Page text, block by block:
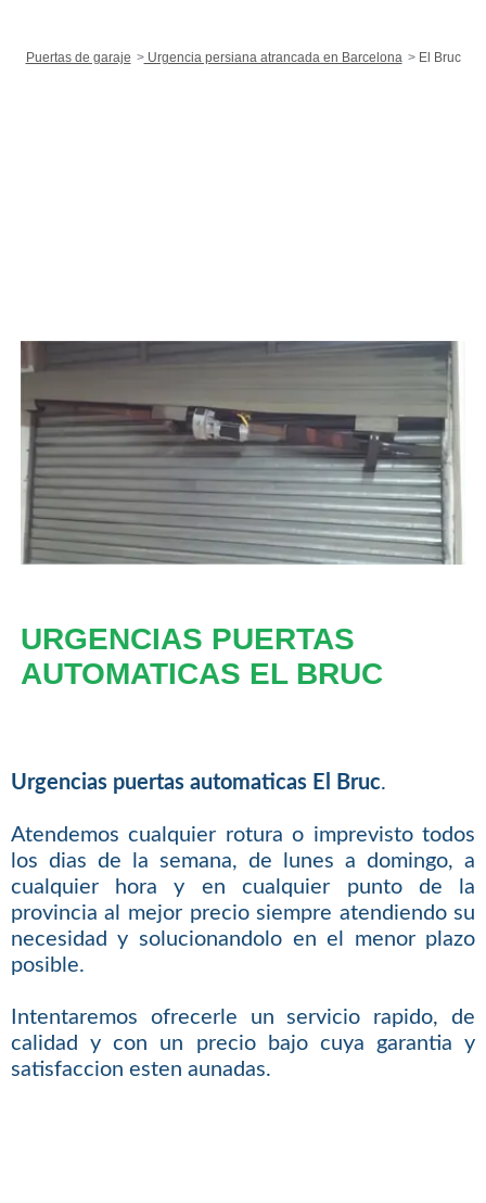
Puertas de garaje Urgencia persiana atrancada en Barcelona El Bruc
URGENCIAS PUERTAS
AUTOMATICAS EL BRUC
Urgencias puertas automaticas El Bruc.
Atendemos cualquier rotura o imprevisto todos
los dias de la semana, de lunes a domingo, a
cualquier hora y en cualquier punto de la
provincia al mejor precio siempre atendiendo su
necesidad y solucionandolo en el menor plazo
posible.
Intentaremos ofrecerle un servicio rapido, de
calidad y con un precio bajo cuya garantia y
satisfaccion esten aunadas.